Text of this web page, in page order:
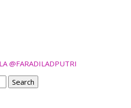
@FARADILADPUTRI